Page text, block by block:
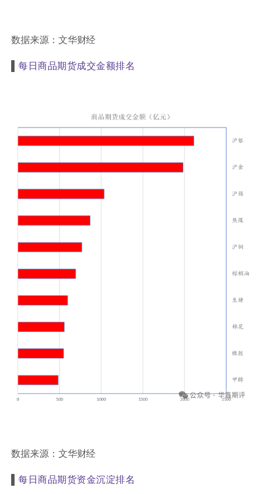
数据来源：文华财经
▌每日商品期货成交金额排名
数据来源：文华财经
▌每日商品期货资金沉淀排名